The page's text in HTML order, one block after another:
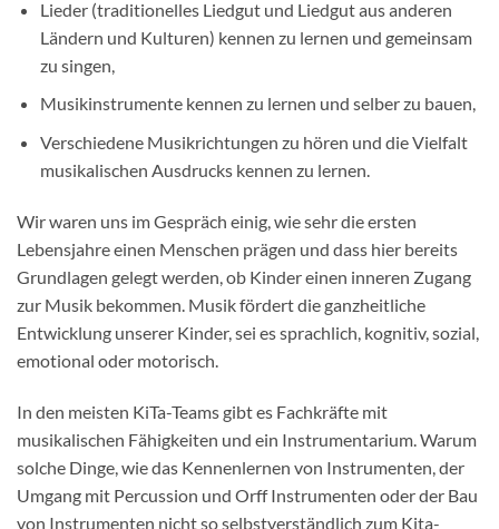
Lieder (traditionelles Liedgut und Liedgut aus anderen
Ländern und Kulturen) kennen zu lernen und gemeinsam
zu singen,
Musikinstrumente kennen zu lernen und selber zu bauen,
Verschiedene Musikrichtungen zu hören und die Vielfalt
musikalischen Ausdrucks kennen zu lernen.
Wir waren uns im Gespräch einig, wie sehr die ersten
Lebensjahre einen Menschen prägen und dass hier bereits
Grundlagen gelegt werden, ob Kinder einen inneren Zugang
zur Musik bekommen. Musik fördert die ganzheitliche
Entwicklung unserer Kinder, sei es sprachlich, kognitiv, sozial,
emotional oder motorisch.
In den meisten KiTa-Teams gibt es Fachkräfte mit
musikalischen Fähigkeiten und ein Instrumentarium. Warum
solche Dinge, wie das Kennenlernen von Instrumenten, der
Umgang mit Percussion und Orff Instrumenten oder der Bau
von Instrumenten nicht so selbstverständlich zum Kita-